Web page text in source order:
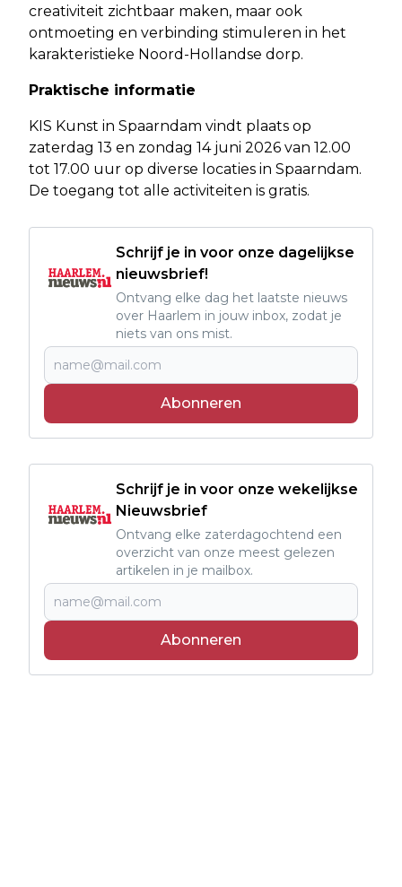
creativiteit zichtbaar maken, maar ook
ontmoeting en verbinding stimuleren in het
karakteristieke Noord-Hollandse dorp.
Praktische informatie
KIS Kunst in Spaarndam vindt plaats op
zaterdag 13 en zondag 14 juni 2026 van 12.00
tot 17.00 uur op diverse locaties in Spaarndam.
De toegang tot alle activiteiten is gratis.
Schrijf je in voor onze dagelijkse
nieuwsbrief!
Ontvang elke dag het laatste nieuws
over Haarlem in jouw inbox, zodat je
niets van ons mist.
Abonneren
Schrijf je in voor onze wekelijkse
Nieuwsbrief
Ontvang elke zaterdagochtend een
overzicht van onze meest gelezen
artikelen in je mailbox.
Abonneren